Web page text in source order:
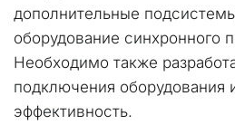
дополнительные
оборудование синхронного
Необходимо также
подключения оборудования
эффективность.